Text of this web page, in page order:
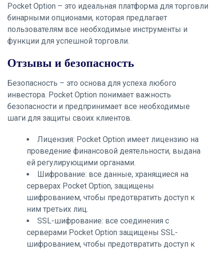
Pocket Option – это идеальная платформа для торговли
бинарными опционами, которая предлагает
пользователям все необходимые инструменты и
функции для успешной торговли.
Отзывы и безопасность
Безопасность – это основа для успеха любого
инвестора. Pocket Option понимает важность
безопасности и предпринимает все необходимые
шаги для защиты своих клиентов.
Лицензия: Pocket Option имеет лицензию на
проведение финансовой деятельности, выдана
ей регулирующими органами.
Шифрование: все данные, хранящиеся на
серверах Pocket Option, защищены
шифрованием, чтобы предотвратить доступ к
ним третьих лиц.
SSL-шифрование: все соединения с
серверами Pocket Option защищены SSL-
шифрованием, чтобы предотвратить доступ к